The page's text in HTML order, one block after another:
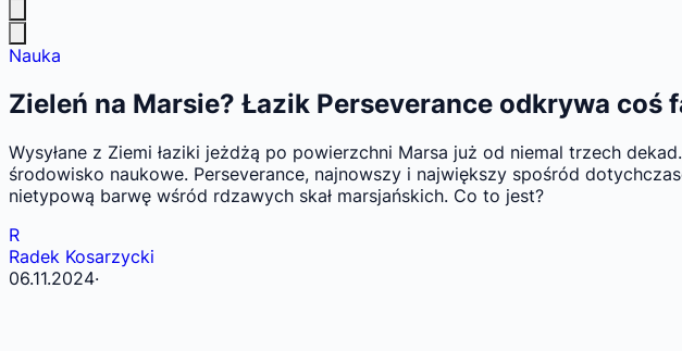
Nauka
Zieleń na Marsie? Łazik Perseverance odkrywa coś
Wysyłane z Ziemi łaziki jeżdżą po powierzchni Marsa już od niemal trzech
środowisko naukowe. Perseverance, najnowszy i największy spośród
nietypową barwę wśród rdzawych skał marsjańskich. Co to jest?
R
Radek Kosarzycki
06.11.2024·